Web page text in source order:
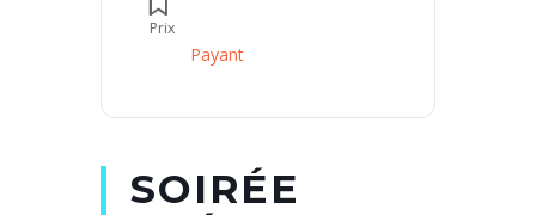
Prix
Payant
SOIRÉE